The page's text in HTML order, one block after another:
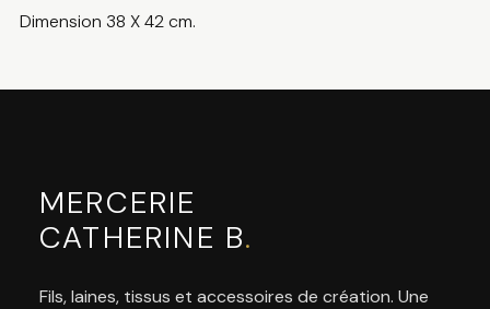
Dimension 38 X 42 cm.
MERCERIE
CATHERINE B.
Fils, laines, tissus et accessoires de création. Une